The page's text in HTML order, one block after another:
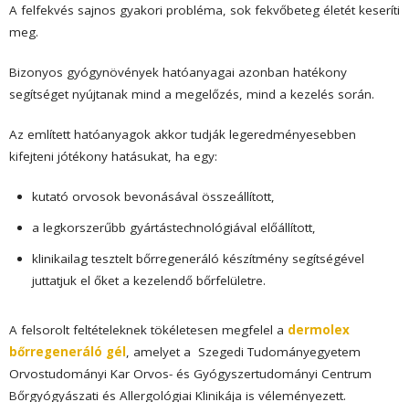
A felfekvés sajnos gyakori probléma, sok fekvőbeteg életét keseríti
meg.
Bizonyos gyógynövények hatóanyagai azonban hatékony
segítséget nyújtanak mind a megelőzés, mind a kezelés során.
Az említett hatóanyagok akkor tudják legeredményesebben
kifejteni jótékony hatásukat, ha egy:
kutató orvosok bevonásával összeállított,
a legkorszerűbb gyártástechnológiával előállított,
klinikailag tesztelt bőrregeneráló készítmény segítségével
juttatjuk el őket a kezelendő bőrfelületre.
A felsorolt feltételeknek tökéletesen megfelel a dermolex
bőrregeneráló gél, amelyet a Szegedi Tudományegyetem
Orvostudományi Kar Orvos- és Gyógyszertudományi Centrum
Bőrgyógyászati és Allergológiai Klinikája is véleményezett.